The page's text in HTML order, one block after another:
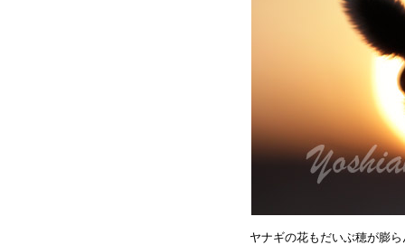
ヤナギの花もだいぶ穂が膨